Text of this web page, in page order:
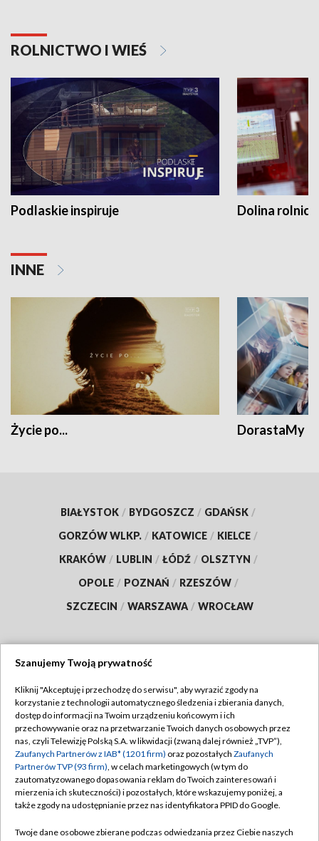
ROLNICTWO I WIEŚ
Podlaskie inspiruje Dolina
INNE
Życie po... DorastaMy
BIAŁYSTOK / BYDGOSZCZ / GDAŃSK /
GORZÓW WLKP. / KATOWICE / KIELCE /
KRAKÓW / LUBLIN / ŁÓDŹ / OLSZTYN /
OPOLE / POZNAŃ / RZESZÓW /
SZCZECIN / WARSZAWA / WROCŁAW
TVP
Abonament TVP
Emisja w TVP
Centrum informacji TVP
Naziemna Telewizja Cyfrowa
Regulamin TVP
Polityka prywatności
Moje zgody
Pomoc
Szanujemy Twoją prywatność
Kliknij "Akceptuję i przechodzę do serwisu", aby wyrazić zgody na
korzystanie z technologii automatycznego śledzenia i zbierania danych,
dostęp do informacji na Twoim urządzeniu końcowym i ich
przechowywanie oraz na przetwarzanie Twoich danych osobowych przez
nas, czyli Telewizję Polską S.A. w likwidacji (zwaną dalej również „TVP”),
Zaufanych Partnerów z IAB* (1201 firm) oraz pozostałych Zaufanych
Partnerów TVP (93 firm), w celach marketingowych (w tym do
zautomatyzowanego dopasowania reklam do Twoich zainteresowań i
mierzenia ich skuteczności) i pozostałych, które wskazujemy poniżej, a
także zgody na udostępnianie przez nas identyfikatora PPID do Google.
Twoje dane osobowe zbierane podczas odwiedzania przez Ciebie naszych